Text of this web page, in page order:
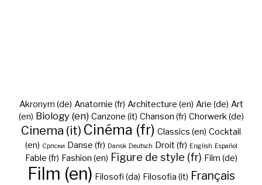
Akronym (de) Anatomie (fr) Architecture (en) Arie (de) Art
(en) Biology (en) Canzone (it) Chanson (fr) Chorwerk (de)
Cinema (it) Cinéma (fr) Classics (en) Cocktail
(en) Cрпски Danse (fr) Dansk Deutsch Droit (fr) English Español
Fable (fr) Fashion (en) Figure de style (fr) Film (de)
Film (en) Filosofi (da) Filosofia (it) Français